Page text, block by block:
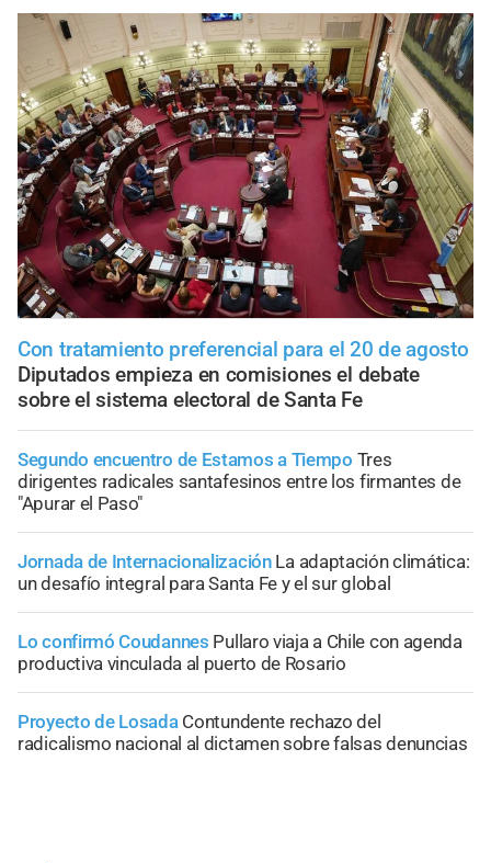
Con tratamiento preferencial para el 20 de agosto
Diputados empieza en comisiones el debate
sobre el sistema electoral de Santa Fe
Segundo encuentro de Estamos a Tiempo Tres
dirigentes radicales santafesinos entre los firmantes de
"Apurar el Paso"
Jornada de Internacionalización La adaptación climática:
un desafío integral para Santa Fe y el sur global
Lo confirmó Coudannes Pullaro viaja a Chile con agenda
productiva vinculada al puerto de Rosario
Proyecto de Losada Contundente rechazo del
radicalismo nacional al dictamen sobre falsas denuncias